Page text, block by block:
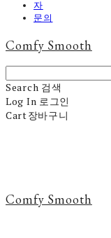
자
문의
Comfy Smooth
Search 검색
Log In 로그인
Cart장바구니
Comfy Smooth